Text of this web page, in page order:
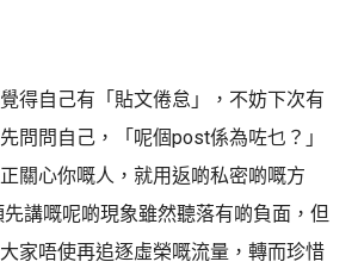
得自己有「貼文倦怠」，不妨下次有
問問自己，「呢個post係為咗乜？」
關心你嘅人，就用返啲私密啲嘅方
講嘅呢啲現象雖然聽落有啲負面，但
家唔使再追逐虛榮嘅流量，轉而珍惜